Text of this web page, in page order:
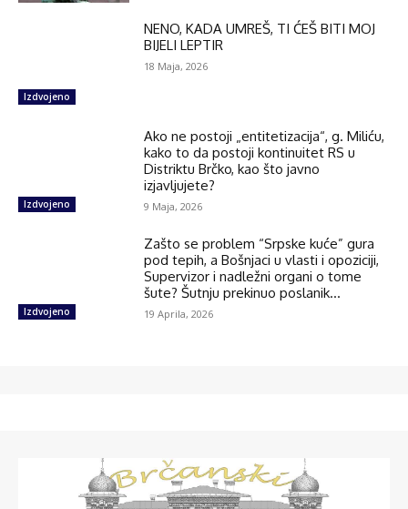
Izdvojeno
NENO, KADA UMREŠ, TI ĆEŠ BITI MOJ
BIJELI LEPTIR
18 Maja, 2026
Izdvojeno
Ako ne postoji „entitetizacija“, g. Miliću,
kako to da postoji kontinuitet RS u
Distriktu Brčko, kao što javno
izjavljujete?
9 Maja, 2026
Izdvojeno
Zašto se problem “Srpske kuće” gura
pod tepih, a Bošnjaci u vlasti i opoziciji,
Supervizor i nadležni organi o tome
šute? Šutnju prekinuo poslanik...
19 Aprila, 2026